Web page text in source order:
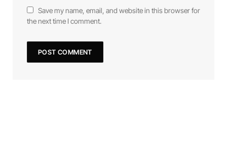
Save my name, email, and website in this browser for
the next time I comment.